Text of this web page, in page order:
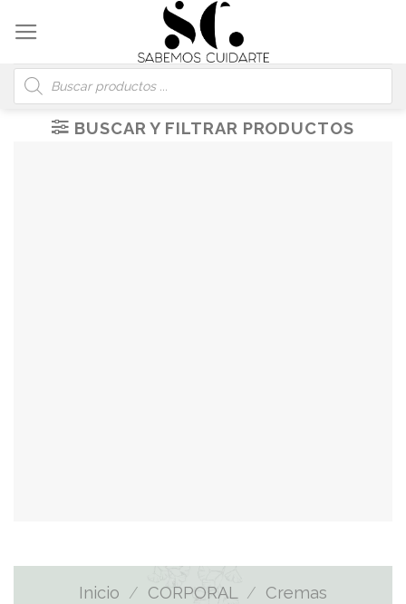
content
Búsqueda
de
productos
BUSCAR Y FILTRAR PRODUCTOS
Inicio / CORPORAL / Cremas